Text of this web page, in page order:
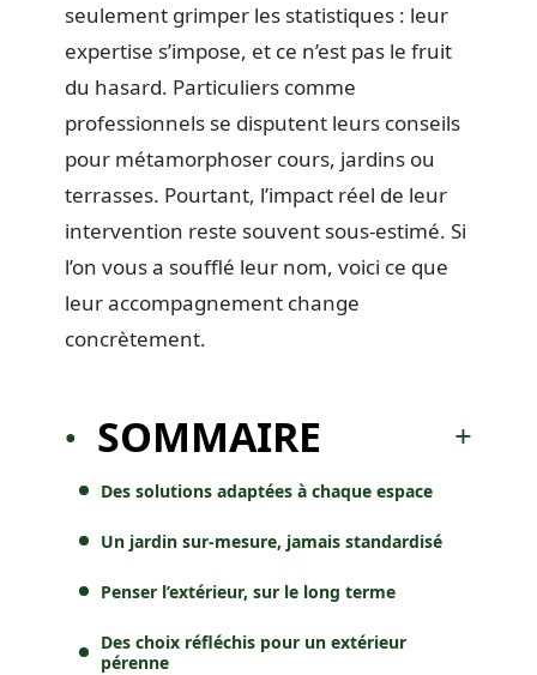
seulement grimper les statistiques : leur
expertise s’impose, et ce n’est pas le fruit
du hasard. Particuliers comme
professionnels se disputent leurs conseils
pour métamorphoser cours, jardins ou
terrasses. Pourtant, l’impact réel de leur
intervention reste souvent sous-estimé. Si
l’on vous a soufflé leur nom, voici ce que
leur accompagnement change
concrètement.
SOMMAIRE
Des solutions adaptées à chaque espace
Un jardin sur-mesure, jamais standardisé
Penser l’extérieur, sur le long terme
Des choix réfléchis pour un extérieur
pérenne